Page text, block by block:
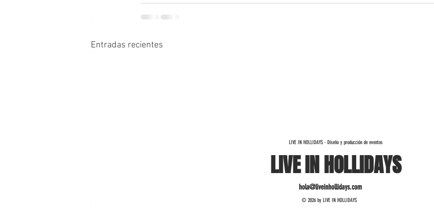
Entradas recientes
LIVE IN HOLLIDAYS - Diseño y producción de eventos
LIVE IN HOLLIDAYS
hola@liveinhollidays.com
© 2026 by LIVE IN HOLLIDAYS